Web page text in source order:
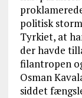
politisk
Tyrkiet, at
der havde
filantropen
Osman
siddet